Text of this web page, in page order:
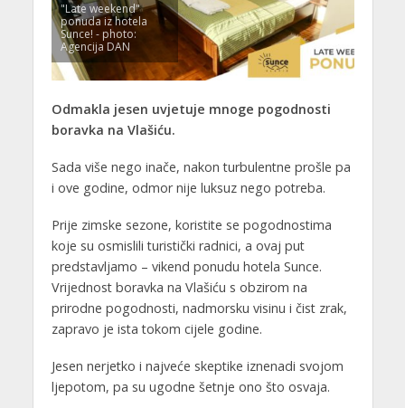
"Late weekend"
ponuda iz hotela
Sunce! - photo:
Agencija DAN
Odmakla jesen uvjetuje mnoge pogodnosti
boravka na Vlašiću.
Sada više nego inače, nakon turbulentne prošle pa
i ove godine, odmor nije luksuz nego potreba.
Prije zimske sezone, koristite se pogodnostima
koje su osmislili turistički radnici, a ovaj put
predstavljamo – vikend ponudu hotela Sunce.
Vrijednost boravka na Vlašiću s obzirom na
prirodne pogodnosti, nadmorsku visinu i čist zrak,
zapravo je ista tokom cijele godine.
Jesen nerjetko i najveće skeptike iznenadi svojom
ljepotom, pa su ugodne šetnje ono što osvaja.